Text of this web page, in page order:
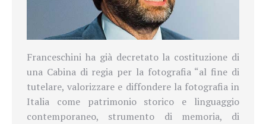
Franceschini ha già decretato la costituzione di
una Cabina di regia per la fotografia “al fine di
tutelare, valorizzare e diffondere la fotografia in
Italia come patrimonio storico e linguaggio
contemporaneo, strumento di memoria, di